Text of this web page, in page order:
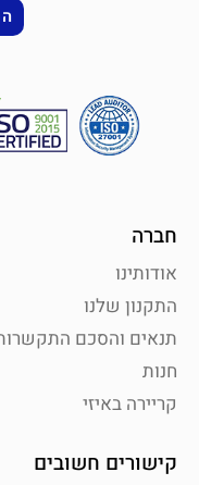
חברה
אודותינו
התקנון שלנו
תנאים והסכם
חנות
קריירה באיזי
קישורים חשובים